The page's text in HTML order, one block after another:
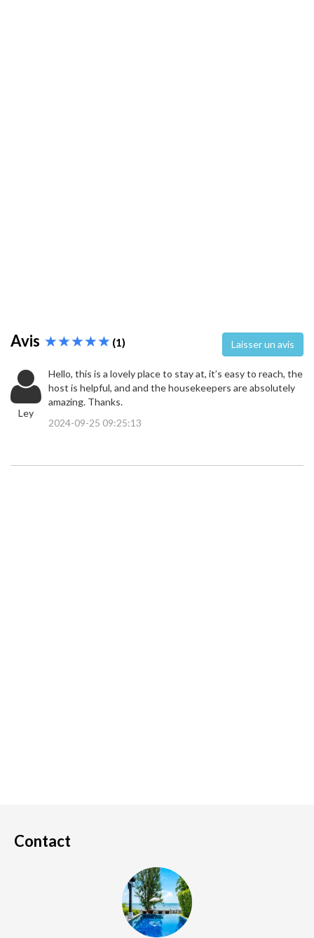
Avis (1) Laisser un avis
Ley
Hello, this is a lovely place to stay at, it’s easy to reach, the
host is helpful, and and the housekeepers are absolutely
amazing. Thanks.
2024-09-25 09:25:13
Contact